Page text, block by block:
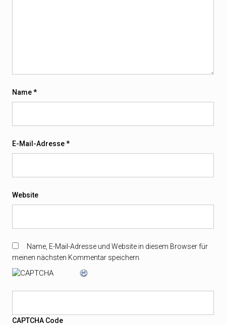
Name*
E-Mail-Adresse*
Website
Name, E-Mail-Adresse und Website in diesem Browser für
meinen nächsten Kommentar speichern.
CAPTCHA Code